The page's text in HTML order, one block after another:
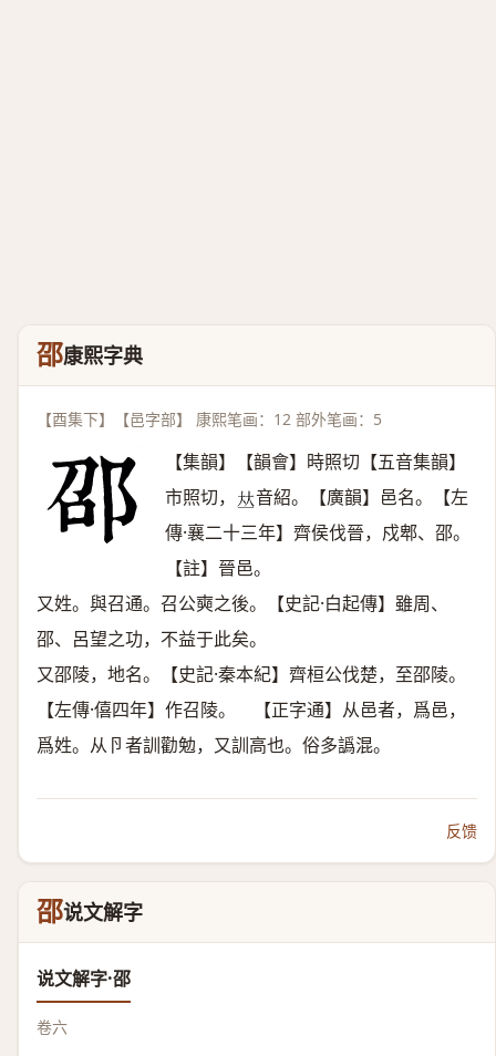
邵康熙字典
【酉集下】【邑字部】 康熙笔画：12 部外笔画：5
【集韻】【韻會】時照切【五音集韻】
市照切， 𠀤音紹。【廣韻】邑名。【左
傳·襄二十三年】齊侯伐晉，戍郫、邵。
【註】晉邑。
又姓。與召通。召公奭之後。【史記·白起傳】雖周、
邵、呂望之功，不益于此矣。
又邵陵，地名。【史記·秦本紀】齊桓公伐楚，至邵陵。
【左傳·僖四年】作召陵。 【正字通】从邑者，爲邑，
爲姓。从卪者訓勸勉，又訓高也。俗多譌混。
反馈
邵说文解字
说文解字·邵
卷六